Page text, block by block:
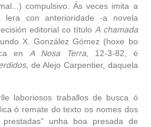
compulsivo. Ás veces imita a
lera con anterioridade -a novela
editorial co título A chamada
X. González Gómez (hoxe bo
en A Nosa Terra, 12-3-82, é
de Alejo Carpentier, daquela
laboriosos traballos de busca ó
ó remate do texto os nomes dos
unha boa presada de